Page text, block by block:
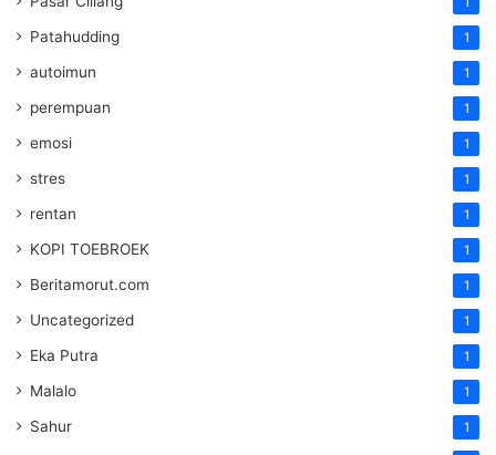
Patahudding 1
autoimun 1
perempuan 1
emosi 1
stres 1
rentan 1
KOPI TOEBROEK 1
Beritamorut.com 1
Uncategorized 1
Eka Putra 1
Malalo 1
Sahur 1